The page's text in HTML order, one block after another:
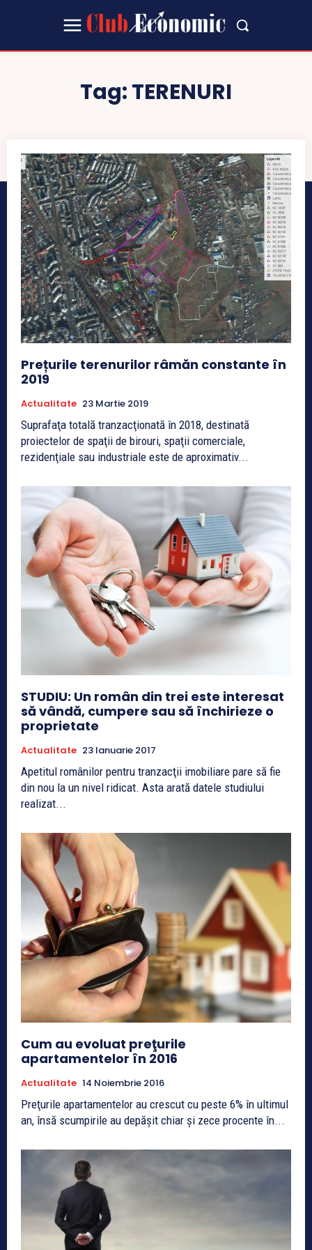
Tag:TERENURI
Prețurile terenurilor râmăn constante în
2019
Actualitate 23 Martie 2019
Suprafaţa totală tranzacţionată în 2018, destinată
proiectelor de spaţii de birouri, spaţii comerciale,
rezidenţiale sau industriale este de aproximativ...
STUDIU: Un român din trei este interesat
să vândă, cumpere sau să închirieze o
proprietate
Actualitate 23 Ianuarie 2017
Apetitul românilor pentru tranzacţii imobiliare pare să fie
din nou la un nivel ridicat. Asta arată datele studiului
realizat...
Cum au evoluat preţurile
apartamentelor în 2016
Actualitate 14 Noiembrie 2016
Preţurile apartamentelor au crescut cu peste 6% în ultimul
an, însă scumpirile au depăşit chiar şi zece procente în...